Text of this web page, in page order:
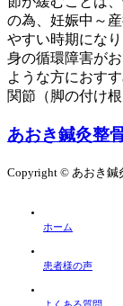
の為、妊娠中～
やすい時期にな
身の循環障害が
ような方におす
関節（脚の付け
あおき鍼灸整
Copyright © あおき鍼
ホーム
患者様の声
よくある質問